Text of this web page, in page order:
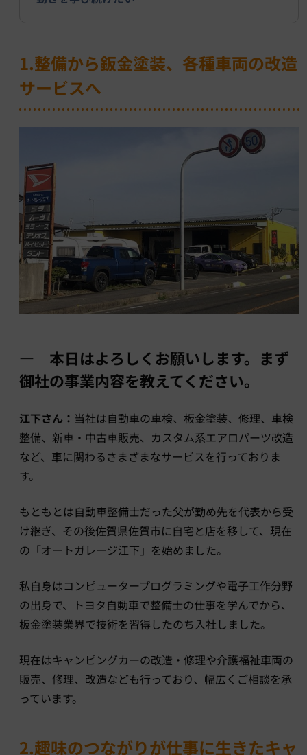
1.整備から鈑金塗装、各種車両の改造
サービスへ
― 本日はよろしくお願いします。まず
御社の事業内容を教えてください。
江下さん： 当社は自動車の車検、板金塗装、修理、車検
整備、新車・中古車販売、カスタム系エアロパーツ改造
など、車に関わるさまざまなサービスを行っておりま
す。
もともとは自動車整備士だった父が勤め先を代表から受
け継ぎ、その後佐賀県佐賀市に自宅と店を移して、現在
の「オートガレージ江下」を始めました。
私自身はコンピュータープログラミングや電子工作分野
の出身で、トヨタ自動車で整備士の仕事を学んでから、
板金塗装業界で技術を習得したのち入社しました。
現在はキャンピングカーの改造・修理や介護福祉車両の
販売、修理、改造なども行っており、幅広くご相談を承
っています。
2.趣味のつながりが仕事に生きたキャ